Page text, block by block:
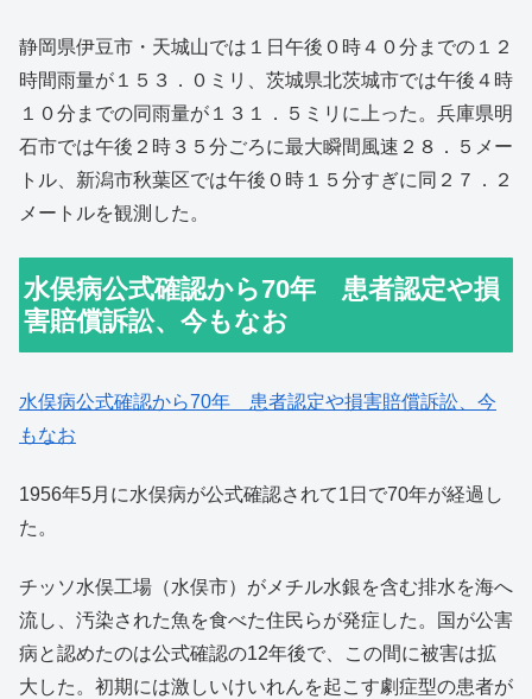
静岡県伊豆市・天城山では１日午後０時４０分までの１２
時間雨量が１５３．０ミリ、茨城県北茨城市では午後４時
１０分までの同雨量が１３１．５ミリに上った。兵庫県明
石市では午後２時３５分ごろに最大瞬間風速２８．５メー
トル、新潟市秋葉区では午後０時１５分すぎに同２７．２
メートルを観測した。
水俣病公式確認から70年 患者認定や損
害賠償訴訟、今もなお
水俣病公式確認から70年 患者認定や損害賠償訴訟、今
もなお
1956年5月に水俣病が公式確認されて1日で70年が経過し
た。
チッソ水俣工場（水俣市）がメチル水銀を含む排水を海へ
流し、汚染された魚を食べた住民らが発症した。国が公害
病と認めたのは公式確認の12年後で、この間に被害は拡
大した。初期には激しいけいれんを起こす劇症型の患者が